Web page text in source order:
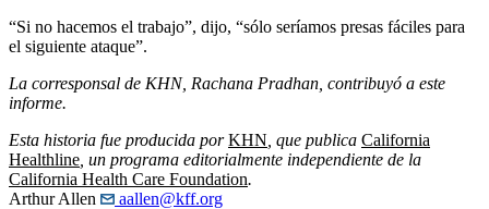
“Si no hacemos el trabajo”, dijo, “sólo seríamos presas fáciles para
el siguiente ataque”.
La corresponsal de KHN, Rachana Pradhan, contribuyó a este
informe.
Esta historia fue producida porKHN , que publica California
Healthline , un programa editorialmente independiente de la
California Health Care Foundation.
Arthur Allen
aallen@kff.org